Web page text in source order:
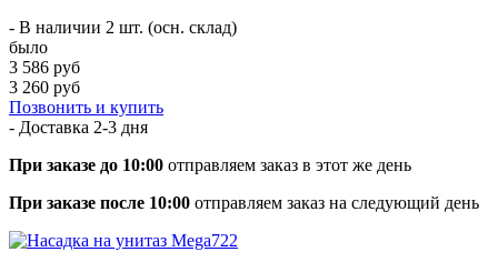
- В наличии 2 шт. (осн. склад)
было
3 586 руб
3 260 руб
Позвонить и купить
- Доставка 2-3 дня
При заказе до 10:00 отправляем заказ в этот же день
При заказе после 10:00 отправляем заказ на следующий день